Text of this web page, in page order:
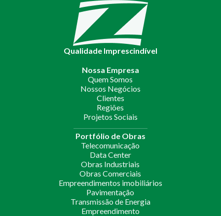
Qualidade Imprescindível
Nossa Empresa
Quem Somos
Nossos Negócios
Clientes
Regiões
Projetos Sociais
Portfólio de Obras
Telecomunicação
Data Center
Obras Industriais
Obras Comerciais
Empreendimentos imobiliários
Pavimentação
Transmissão de Energia
Empreendimento